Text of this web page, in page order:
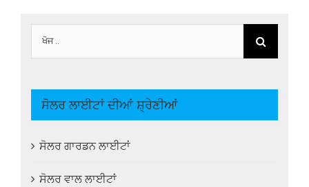
ਸੋਲਰ ਲਾਈਟਾਂ ਦੀਆਂ ਸ਼੍ਰੇਣੀਆਂ
ਸੋਲਰ ਗਾਰਡਨ ਲਾਈਟਾਂ
ਸੋਲਰ ਵਾਲ ਲਾਈਟਾਂ